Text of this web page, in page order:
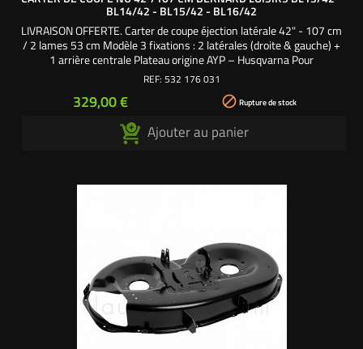
BL14/42 - BL15/42 - BL16/42
LIVRAISON OFFERTE. Carter de coupe éjection latérale 42" - 107 cm
/ 2 lames 53 cm Modèle 3 fixations : 2 latérales (droite & gauche) +
1 arrière centrale Plateau origine AYP – Husqvarna Pour
modèles BL13/42 - BL14/42 LT - BL145/42 LT - BL15/42 LTDC -
140081 - 532176031 - 532164961 - 532144393 -...
REF: 532 176 031
Prix
329,00 €  Rupture de stock
Ajouter au panier